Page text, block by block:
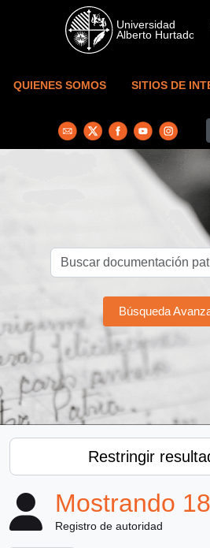
Skip to main content
QUIENES SOMOS SITIOS DE
Búsqueda
Restringir
Mostrando
Registro de autoridad